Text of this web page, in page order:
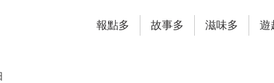
報點多 故事多 滋味多 遊